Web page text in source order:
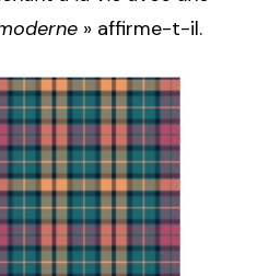
» affirme-t-il.